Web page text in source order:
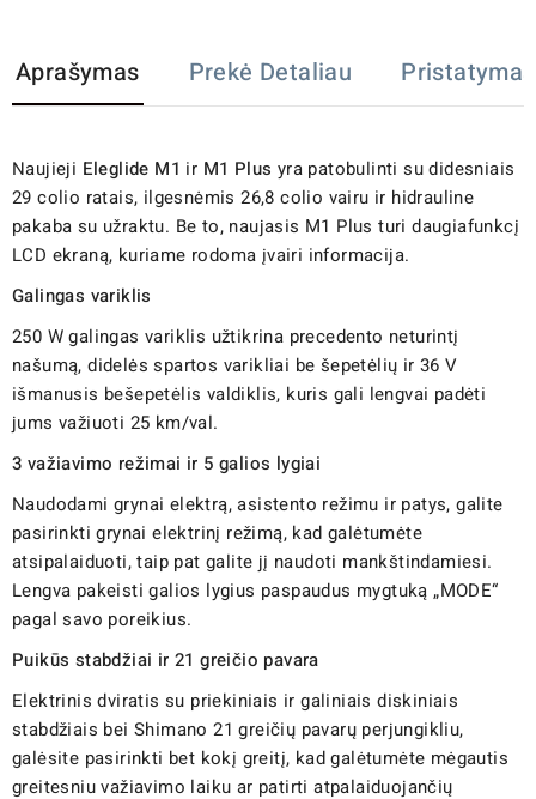
Aprašymas Prekė Detaliau Pristatymas
Naujieji Eleglide M1 ir M1 Plus yra patobulinti su didesniais
29 colio ratais, ilgesnėmis 26,8 colio vairu ir hidrauline
pakaba su užraktu. Be to, naujasis M1 Plus turi daugiafunkcį
LCD ekraną, kuriame rodoma įvairi informacija.
Galingas variklis
250 W galingas variklis užtikrina precedento neturintį
našumą, didelės spartos varikliai be šepetėlių ir 36 V
išmanusis bešepetėlis valdiklis, kuris gali lengvai padėti
jums važiuoti 25 km/val.
3 važiavimo režimai ir 5 galios lygiai
Naudodami grynai elektrą, asistento režimu ir patys, galite
pasirinkti grynai elektrinį režimą, kad galėtumėte
atsipalaiduoti, taip pat galite jį naudoti mankštindamiesi.
Lengva pakeisti galios lygius paspaudus mygtuką „MODE“
pagal savo poreikius.
Puikūs stabdžiai ir 21 greičio pavara
Elektrinis dviratis su priekiniais ir galiniais diskiniais
stabdžiais bei Shimano 21 greičių pavarų perjungikliu,
galėsite pasirinkti bet kokį greitį, kad galėtumėte mėgautis
greitesniu važiavimo laiku ar patirti atpalaiduojančių